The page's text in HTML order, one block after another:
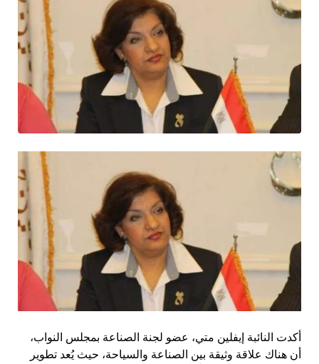
أكدت النائبة إيفلين متي، عضو لجنة الصناعة بمجلس النواب،
أن هناك علاقة وثيقة بين الصناعة والسياحة، حيث يُعد تطوير